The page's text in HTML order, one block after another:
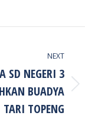
NEXT
SD NEGERI 3
BUADYA
TARI TOPENG